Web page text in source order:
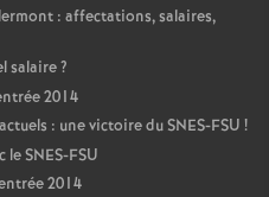
: affectations, salaires,
salaire?
2014
: une victoire du SNES-FSU !
le SNES-FSU
2014